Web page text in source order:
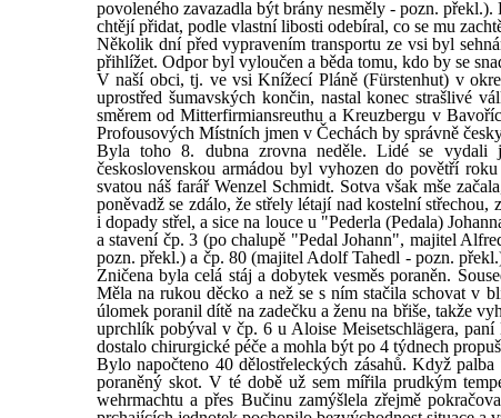
povoleného zavazadla být brány nesměly - pozn.
chtějí přidat, podle vlastní libosti odebíral, co se mu
Několik dní před vypravením transportu ze vsi byl
přihlížet. Odpor byl vyloučen a běda tomu, kdo by se
V naší obci, tj. ve vsi Knížecí Pláně (Fürstenhut) v
uprostřed šumavských končin, nastal konec strašlivé
směrem od Mitterfirmiansreuthu a Kreuzbergu v
Profousových Místních jmen v Čechách by správně
Byla toho 8. dubna zrovna neděle. Lidé se vydali
československou armádou byl vyhozen do povětří
svatou náš farář Wenzel Schmidt. Sotva však mše
poněvadž se zdálo, že střely létají nad kostelní
i dopady střel, a sice na louce u "Pederla (Pedala)
a stavení čp. 3 (po chalupě "Pedal Johann", majitel
pozn. překl.) a čp. 80 (majitel Adolf Tahedl - pozn.
Zničena byla celá stáj a dobytek vesměs poraněn.
Měla na rukou děcko a než se s ním stačila schovat v
úlomek poranil dítě na zadečku a ženu na břiše, takže
uprchlík pobýval v čp. 6 u Aloise Meisetschlägera,
dostalo chirurgické péče a mohla být po 4 týdnech
Bylo napočteno 40 dělostřeleckých zásahů. Když
poraněný skot. V té době už sem mířila prudkým
wehrmachtu a přes Bučinu zamýšlela zřejmě